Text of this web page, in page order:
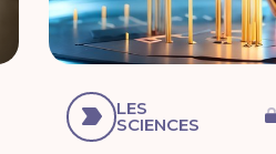
LES
SCIENCES